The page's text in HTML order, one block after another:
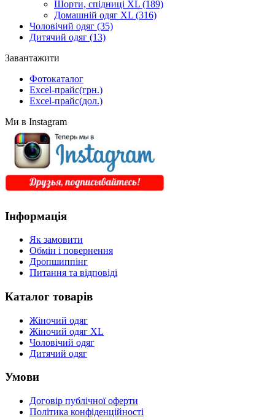
Шорти, спідниці XL (189)
Домашній одяг XL (316)
Чоловічий одяг (35)
Дитячий одяг (13)
Завантажити
Фотокаталог
Excel-прайс(грн.)
Excel-прайс(дол.)
Ми в Instagram
Інформація
Як замовити
Обмін і повернення
Дропшиппінг
Питання та відповіді
Каталог товарів
Жіночий одяг
Жіночий одяг XL
Чоловічий одяг
Дитячий одяг
Умови
Договір публічної оферти
Політика конфіденційності